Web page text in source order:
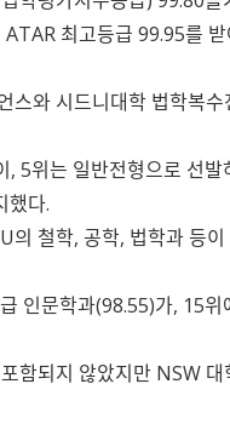
최고등급 99.95를
스와 시드니대학 법학
5위는 일반전형으로 선
했다.
철학, 공학, 법학과 등
인문학과(98.55)가, 15
함되지 않았지만 NSW